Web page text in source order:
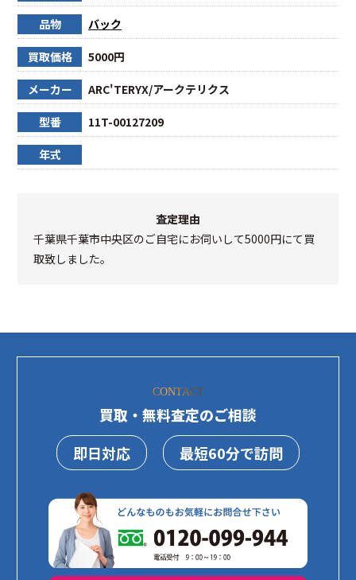
品物 バック
買取価格 5000円
メーカー ARC'TERYX/アークテリクス
型番 11T-00127209
年式
査定理由
千葉県千葉市中央区のご自宅にお伺いして5000円にて買
取致しました。
CONTACT
買取・無料査定のご相談
即日対応
最短60分で訪問